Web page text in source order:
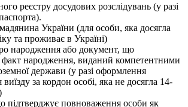
реєстру досудових розслідувань (у разі
України (для особи, яка досягла
та проживає в Україні)
народження або документ, що
факт народження, виданий компетентними
держави (у разі оформлення
за кордон особі, яка не досягла 14-
підтверджує повноваження особи як